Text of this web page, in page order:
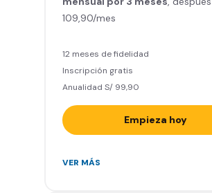
masajes
que quieras
109,90/mes
12 meses de fidelidad
Inscripción gratis
Anualidad S/ 99,90
Empieza hoy
Entrena en todos los
VER MÁS